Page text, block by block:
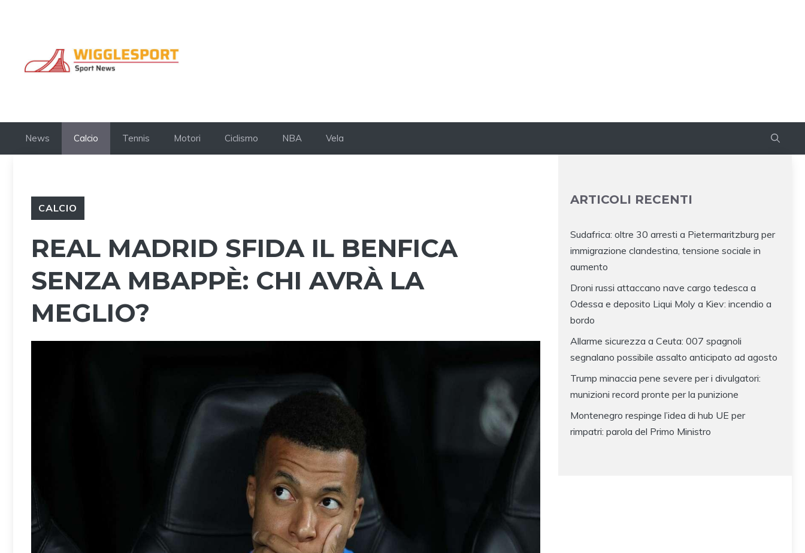
News Calcio Tennis Motori Ciclismo NBA Vela
CALCIO
REAL MADRID SFIDA IL BENFICA
SENZA MBAPPÈ: CHI AVRÀ LA
MEGLIO?
ARTICOLI RECENTI
Sudafrica: oltre 30 arresti a Pietermaritzburg per
immigrazione clandestina, tensione sociale in
aumento
Droni russi attaccano nave cargo tedesca a
Odessa e deposito Liqui Moly a Kiev: incendio a
bordo
Allarme sicurezza a Ceuta: 007 spagnoli
segnalano possibile assalto anticipato ad agosto
Trump minaccia pene severe per i divulgatori:
munizioni record pronte per la punizione
Montenegro respinge l’idea di hub UE per
rimpatri: parola del Primo Ministro